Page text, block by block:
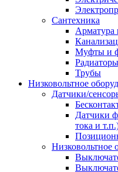
Сантехника
Арматура
Муфты и
Трубы
Низковольтное
Датчики/
Датчики
тока и
Низковольтное